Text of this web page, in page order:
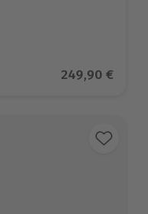
5 BewertungenAktueller
249,90 €